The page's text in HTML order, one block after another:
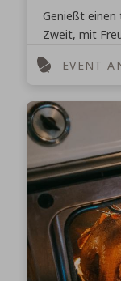
Genießt einen
Zweit, mit
Feiert ab 18
EVENT